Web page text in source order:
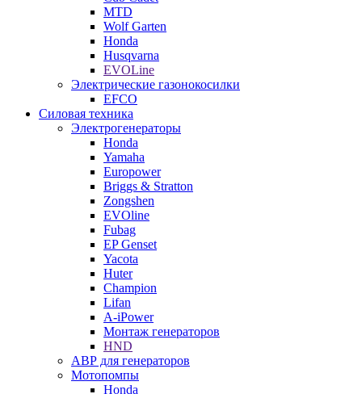
MTD
Wolf Garten
Honda
Husqvarna
EVOLine
Электрические газонокосилки
EFCO
Силовая техника
Электрогенераторы
Honda
Yamaha
Europower
Briggs & Stratton
Zongshen
EVOline
Fubag
EP Genset
Yacota
Huter
Champion
Lifan
A-iPower
Монтаж генераторов
HND
АВР для генераторов
Мотопомпы
Honda